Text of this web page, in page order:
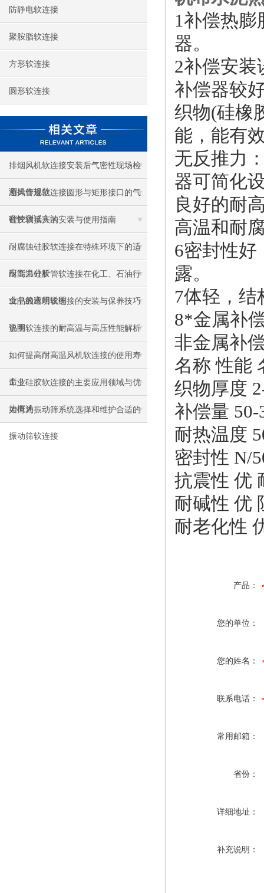
防静电软连接
聚胺脂软连接
方形软连接
圆形软连接
排烟风机软连接安装后气密性现场检
测操作规范
通风管道软连接圆形与矩形接口的气
密性测试方法
硅胶软接头的安装与使用指南
耐腐蚀硅胶软连接在特殊环境下的适
应能力分析
耐高温硅胶管软连接在化工、石油行
业中的应用说明
食品级透明软连接的安装与保养技巧
说明
垫圈软连接的耐高温与高压性能解析
如何提高耐高温风机软连接的使用寿
命？
工业硅胶软连接的主要应用领域与优
势概述
如何为振动筛系统选择和维护合适的
振动筛软连接
1补偿热
器。
2补偿安装
补偿器较
织物(硅橡
能，能有
无反推力
器可简化
良好的耐
高温和耐
6密封性
露。
7体轻，结
8*金属补
非金属补
名称 性能
织物厚度
补偿量
耐热温度
密封性 N/
抗震性 优
耐碱性 优
耐老化性
产品：
您的单位：
您的姓名：
联系电话：
常用邮箱：
省份：
详细地址：
补充说明：